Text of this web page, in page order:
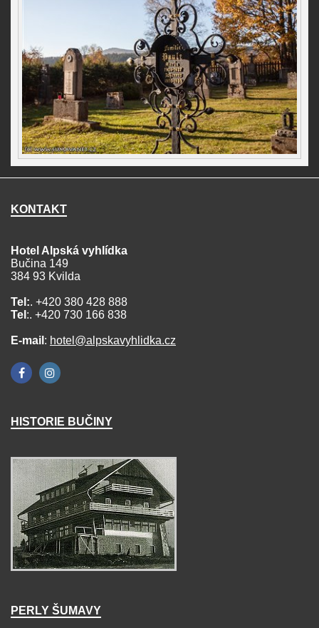
KONTAKT
Hotel Alpská vyhlídka
Bučina 149
384 93 Kvilda
Tel:. +420 380 428 888
Tel :. +420 730 166 838
E-mail : hotel@alpskavyhlidka.cz
HISTORIE BUČINY
PERLY ŠUMAVY